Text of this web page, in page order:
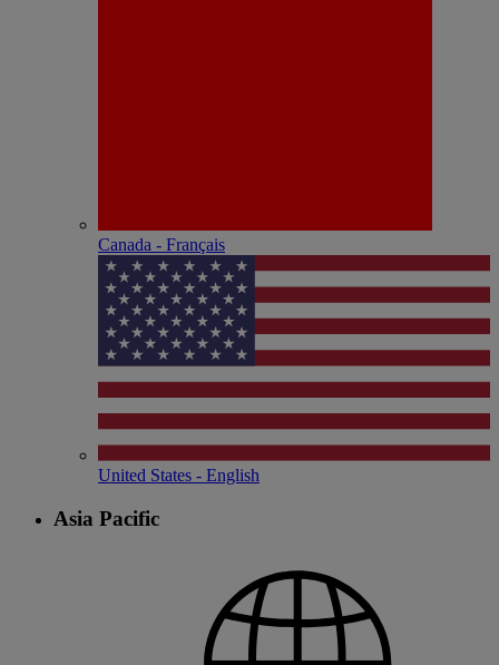
Canada - Français
United States - English
Asia Pacific